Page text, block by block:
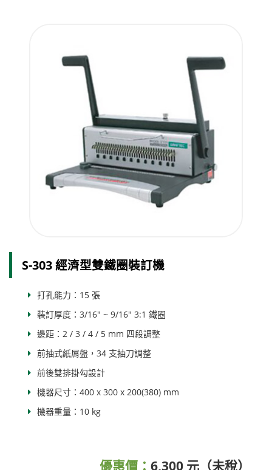
S-303 經濟型雙鐵圈裝訂機
打孔能力：15 張
裝訂厚度：3/16" ~ 9/16" 3:1 鐵圈
邊距：2 / 3 / 4 / 5 mm 四段調整
前抽式紙屑盤，34 支抽刀調整
前後雙排掛勾設計
機器尺寸：400 x 300 x 200(380) mm
機器重量：10 kg
優惠價：6,300 元（未稅）